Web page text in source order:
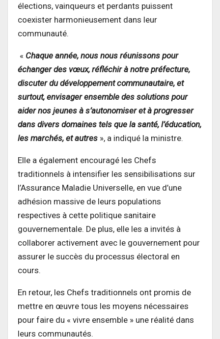
élections, vainqueurs et perdants puissent
coexister harmonieusement dans leur
communauté.
« Chaque année, nous nous réunissons pour
échanger des vœux, réfléchir à notre préfecture,
discuter du développement communautaire, et
surtout, envisager ensemble des solutions pour
aider nos jeunes à s’autonomiser et à progresser
dans divers domaines tels que la santé, l’éducation,
les marchés, et autres », a indiqué la ministre.
Elle a également encouragé les Chefs
traditionnels à intensifier les sensibilisations sur
l’Assurance Maladie Universelle, en vue d’une
adhésion massive de leurs populations
respectives à cette politique sanitaire
gouvernementale. De plus, elle les a invités à
collaborer activement avec le gouvernement pour
assurer le succès du processus électoral en
cours.
En retour, les Chefs traditionnels ont promis de
mettre en œuvre tous les moyens nécessaires
pour faire du « vivre ensemble » une réalité dans
leurs communautés.